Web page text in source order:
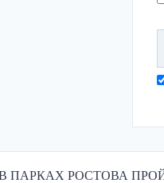
ПАРКАХ РОСТОВА